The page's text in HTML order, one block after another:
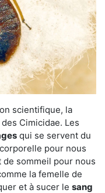
scientifique, la
Cimicidae. Les
qui se servent du
pour nous
sommeil pour nous
la femelle de
et à sucer le sang